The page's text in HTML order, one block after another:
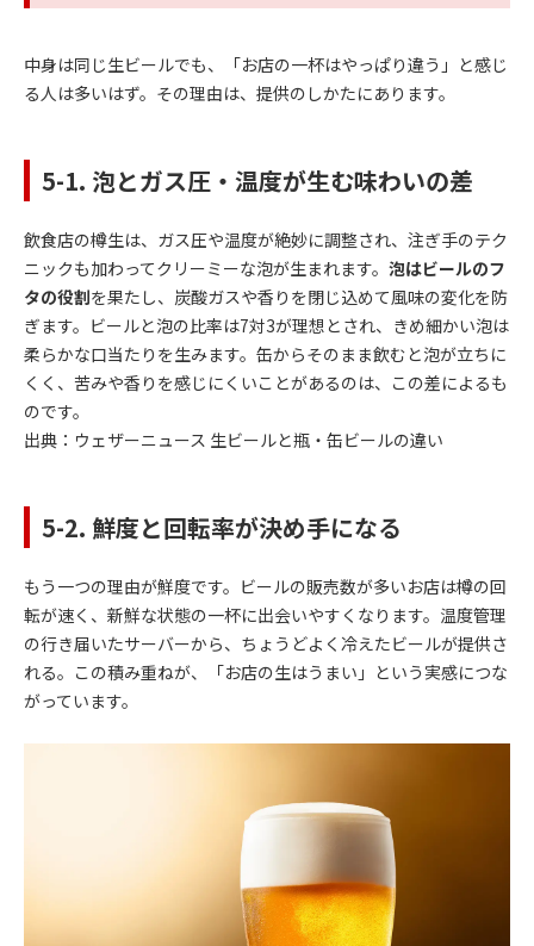
中身は同じ生ビールでも、「お店の一杯はやっぱり違う」と感じ
る人は多いはず。その理由は、提供のしかたにあります。
5-1. 泡とガス圧・温度が生む味わいの差
飲食店の樽生は、ガス圧や温度が絶妙に調整され、注ぎ手のテク
ニックも加わってクリーミーな泡が生まれます。 泡はビールのフ
タの役割を果たし、炭酸ガスや香りを閉じ込めて風味の変化を防
ぎます。ビールと泡の比率は7対3が理想とされ、きめ細かい泡は
柔らかな口当たりを生みます。缶からそのまま飲むと泡が立ちに
くく、苦みや香りを感じにくいことがあるのは、この差によるも
のです。
出典： ウェザーニュース 生ビールと瓶・缶ビールの違い
5-2. 鮮度と回転率が決め手になる
もう一つの理由が鮮度です。ビールの販売数が多いお店は樽の回
転が速く、新鮮な状態の一杯に出会いやすくなります。温度管理
の行き届いたサーバーから、ちょうどよく冷えたビールが提供さ
れる。この積み重ねが、「お店の生はうまい」という実感につな
がっています。